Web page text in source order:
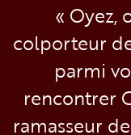
« Oyez,
colporteur
parmi
rencontrer
ramasseur